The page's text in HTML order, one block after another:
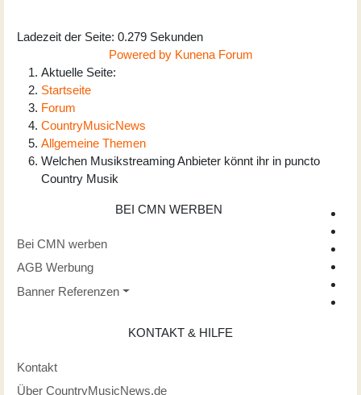
Ladezeit der Seite: 0.279 Sekunden
Powered by Kunena Forum
Aktuelle Seite:
Startseite
Forum
CountryMusicNews
Allgemeine Themen
Welchen Musikstreaming Anbieter könnt ihr in puncto
Country Musik
BEI CMN WERBEN
Bei CMN werben
AGB Werbung
Banner Referenzen
KONTAKT & HILFE
Kontakt
Über CountryMusicNews.de